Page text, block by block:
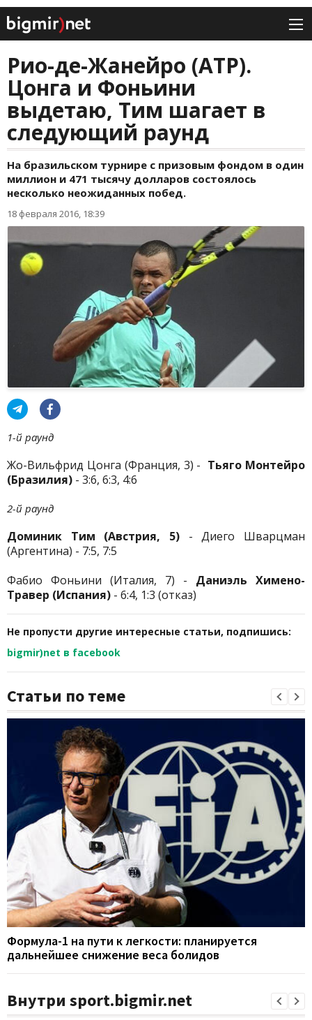
Рио-де-Жанейро (АТР).
Цонга и Фоньини
выдетаю, Тим шагает в
следующий раунд
На бразильском турнире с призовым фондом в один
миллион и 471 тысячу долларов состоялось
несколько неожиданных побед.
18 февраля 2016, 18:39
1-й раунд
Жо-Вильфрид Цонга (Франция, 3) - Тьяго Монтейро
(Бразилия) - 3:6, 6:3, 4:6
2-й раунд
Доминик Тим (Австрия, 5) - Диего Шварцман
(Аргентина) - 7:5, 7:5
Фабио Фоньини (Италия, 7) - Даниэль Химено-
Травер (Испания) - 6:4, 1:3 (отказ)
Не пропусти другие интересные статьи, подпишись:
bigmir)net в facebook
Статьи по теме
Формула-1 на пути к легкости: планируется
дальнейшее снижение веса болидов
Внутри sport.bigmir.net